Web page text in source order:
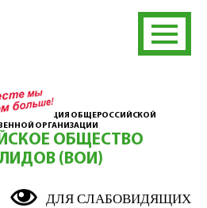
ОРГАНИЗАЦИЯ ОБЩЕРОССИЙСКОЙ
ОРГАНИЗАЦИИ
ОБЩЕСТВО
(ВОИ)
ДЛЯ СЛАБОВИДЯЩИХ